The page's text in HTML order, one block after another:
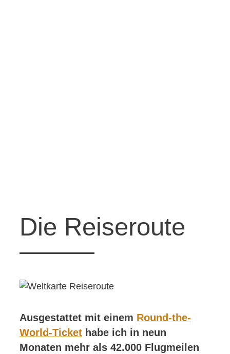
Die Reiseroute
Ausgestattet mit einem Round-the-
World-Ticket habe ich in neun
Monaten mehr als 42.000 Flugmeilen